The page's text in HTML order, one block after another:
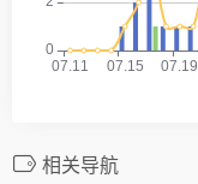
相关导航